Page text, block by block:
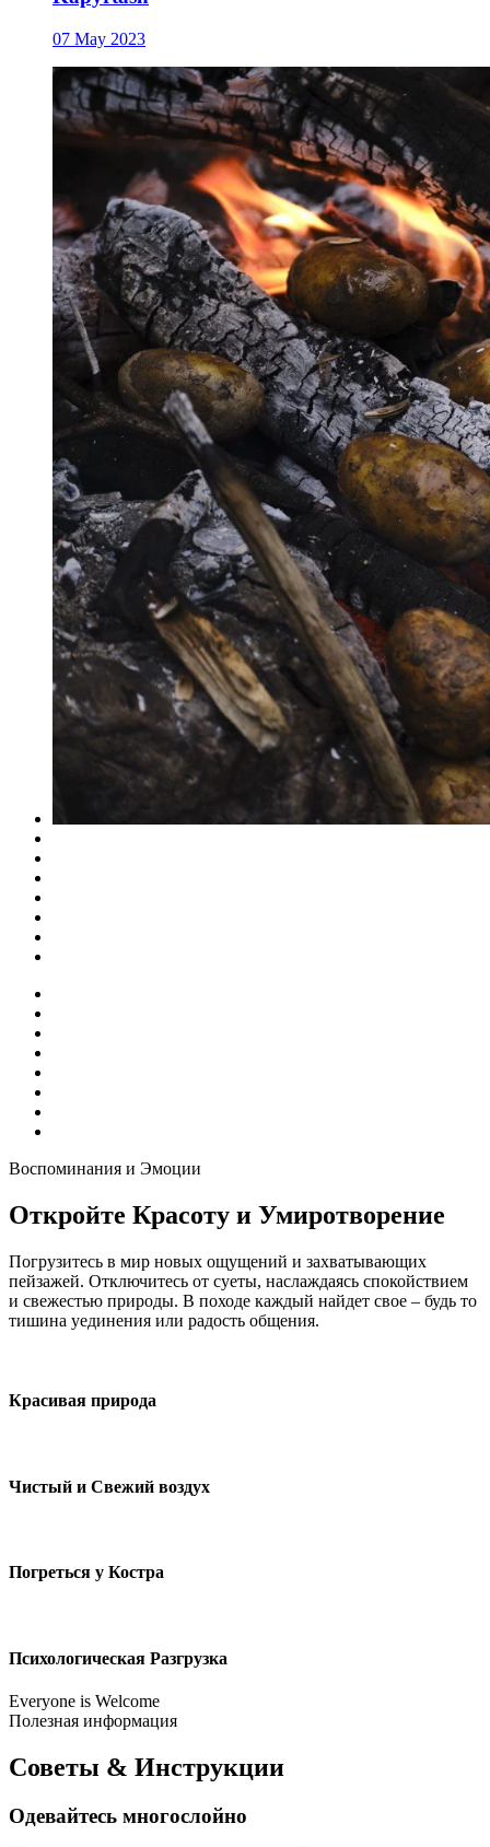
07 May 2023
Воспоминания и Эмоции
Откройте Красоту и Умиротворение
Погрузитесь в мир новых ощущений и захватывающих
пейзажей. Отключитесь от суеты, наслаждаясь спокойствием
и свежестью природы. В походе каждый найдет свое – будь то
тишина уединения или радость общения.
Красивая природа
Чистый и Свежий воздух
Погреться у Костра
Психологическая Разгрузка
Everyone is Welcome
Полезная информация
Советы & Инструкции
Одевайтесь многослойно